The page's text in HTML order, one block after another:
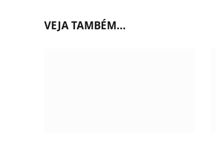
VEJA TAMBÉM...